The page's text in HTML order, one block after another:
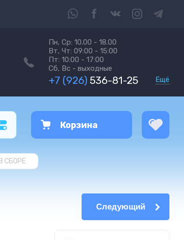
Пн, Ср: 10.00 - 18.00
Вт, Чт: 09:00 - 15:00
Пт: 10:00 - 17:00
Сб, Вс - выходные
+7 (926) 536-81-25 Ещё
Корзина
СБОРЕ
Следующий